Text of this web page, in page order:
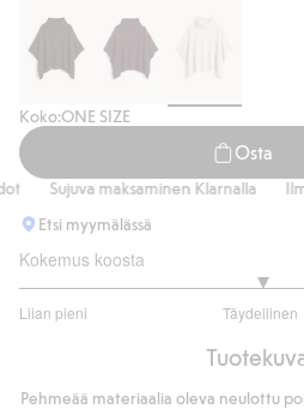
Koko:ONE SIZE
Osta
Sujuva maksaminen Klarnalla
Etsi myymälässä
Kokemus koosta
Liian pieni Täydellinen
/
ääneen
Pehmeää materiaalia oleva neulottu